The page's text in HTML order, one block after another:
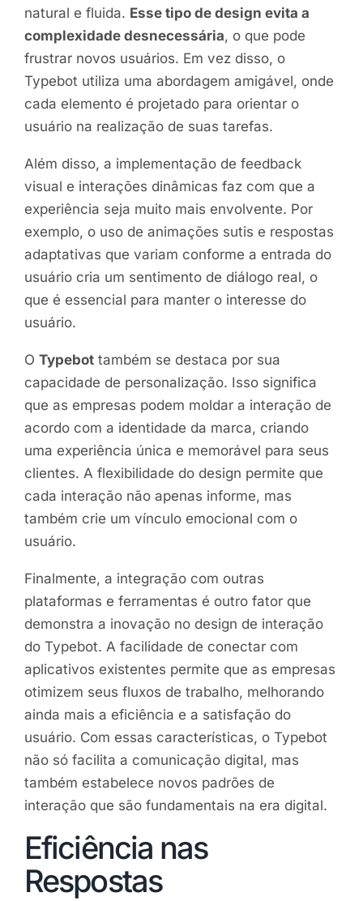
natural e fluida. Esse tipo de design evita a
complexidade desnecessária, o que pode
frustrar novos usuários. Em vez disso, o
Typebot utiliza uma abordagem amigável, onde
cada elemento é projetado para orientar o
usuário na realização de suas tarefas.
Além disso, a implementação de feedback
visual e interações dinâmicas faz com que a
experiência seja muito mais envolvente. Por
exemplo, o uso de animações sutis e respostas
adaptativas que variam conforme a entrada do
usuário cria um sentimento de diálogo real, o
que é essencial para manter o interesse do
usuário.
O Typebot também se destaca por sua
capacidade de personalização. Isso significa
que as empresas podem moldar a interação de
acordo com a identidade da marca, criando
uma experiência única e memorável para seus
clientes. A flexibilidade do design permite que
cada interação não apenas informe, mas
também crie um vínculo emocional com o
usuário.
Finalmente, a integração com outras
plataformas e ferramentas é outro fator que
demonstra a inovação no design de interação
do Typebot. A facilidade de conectar com
aplicativos existentes permite que as empresas
otimizem seus fluxos de trabalho, melhorando
ainda mais a eficiência e a satisfação do
usuário. Com essas características, o Typebot
não só facilita a comunicação digital, mas
também estabelece novos padrões de
interação que são fundamentais na era digital.
Eficiência nas
Respostas